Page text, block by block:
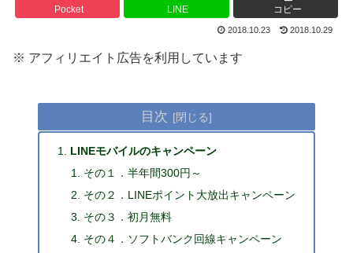
Pocket LINE コピー
2018.10.23 2018.10.29
※ アフィリエイト広告を利用しています
目次
LINEモバイルのキャンペーン
その１．半年間300円～
その２．LINEポイント大放出キャンペーン
その３．初月無料
その４．ソフトバンク回線キャンペーン